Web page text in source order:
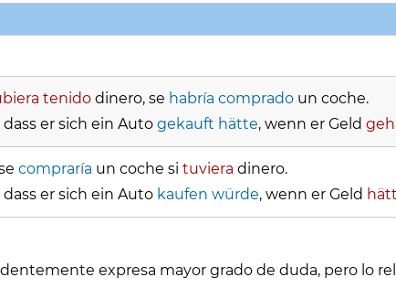
tenido dinero, se habría comprado un coche.
dass er sich ein Auto gekauft hätte, wenn er Geld
compraría un coche si tuviera dinero.
dass er sich ein Auto kaufen würde, wenn er Geld
expresa mayor grado de duda, pero lo